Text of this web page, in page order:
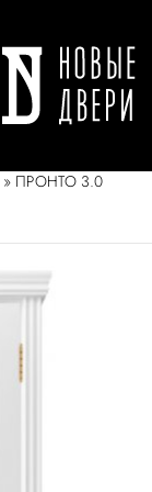
» ПРОНТО 3.0